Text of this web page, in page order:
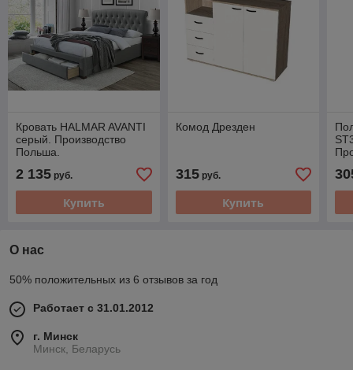
Кровать HALMAR AVANTI
серый. Производство
Польша.
2 135 руб.
Купить
Комод Дрезден
315руб.
Купить
О нас
50% положительных из 6 отзывов за год
Работает с 31.01.2012
г. Минск
Минск, Беларусь